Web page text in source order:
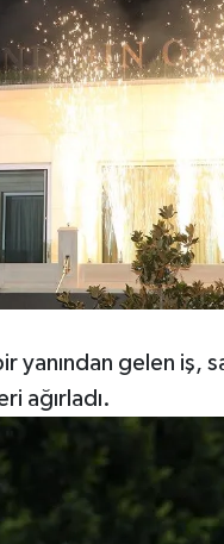
yanından gelen iş,
ağırladı.